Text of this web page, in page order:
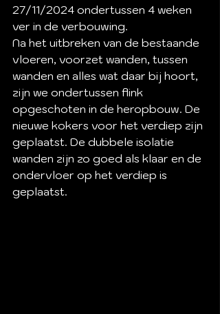
27/11/2024 ondertussen 4 weken
ver in de verbouwing.
Na het uitbreken van de bestaande
vloeren, voorzet wanden, tussen
wanden en alles wat daar bij hoort,
zijn we ondertussen flink
opgeschoten in de heropbouw. De
nieuwe kokers voor het verdiep zijn
geplaatst. De dubbele isolatie
wanden zijn zo goed als klaar en de
ondervloer op het verdiep is
geplaatst.